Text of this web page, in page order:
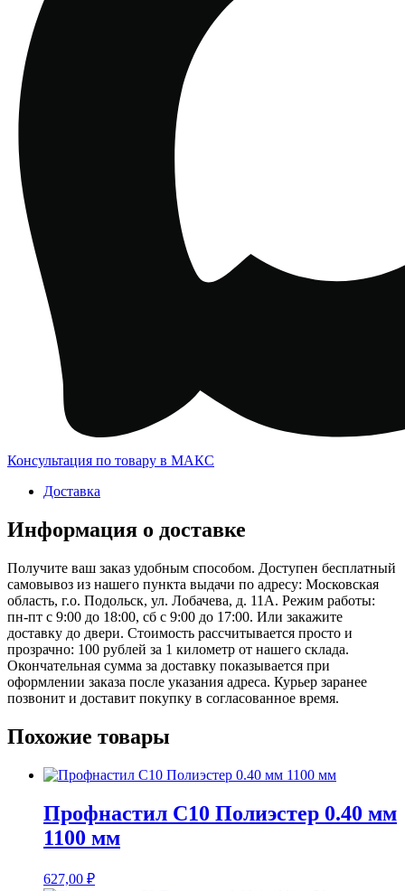
Консультация по товару в МАКС
Доставка
Информация о доставке
Получите ваш заказ удобным способом. Доступен бесплатный
самовывоз из нашего пункта выдачи по адресу: Московская
область, г.о. Подольск, ул. Лобачева, д. 11А. Режим работы:
пн-пт с 9:00 до 18:00, сб с 9:00 до 17:00. Или закажите
доставку до двери. Стоимость рассчитывается просто и
прозрачно: 100 рублей за 1 километр от нашего склада.
Окончательная сумма за доставку показывается при
оформлении заказа после указания адреса. Курьер заранее
позвонит и доставит покупку в согласованное время.
Похожие товары
Профнастил С10 Полиэстер 0.40 мм
1100 мм
627,00 ₽